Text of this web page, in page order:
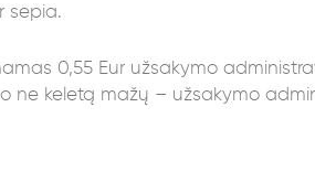
sepia.
0,55 Eur užsakymo
ne keletą mažų – užsakymo